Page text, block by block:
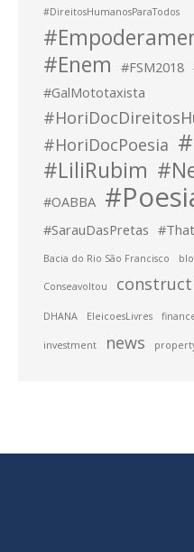
#DireitosHumanosParaTodos
#Enem #FSM2018
#GalMototaxista
#HoriDocPoesia
#LiliRubim
#OABBA
#SarauDasPretas
Bacia do Rio São Francisco
Conseavoltou
DHANA EleicoesLivres
investment news